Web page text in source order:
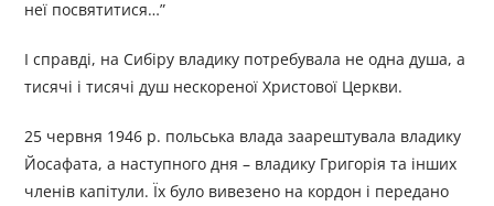
неї посвятитися…”
І справді, на Сибіру владику потребувала не одна душа, а
тисячі і тисячі душ нескореної Христової Церкви.
25 червня 1946 р. польська влада заарештувала владику
Йосафата, а наступного дня – владику Григорія та інших
членів капітули. Їх було вивезено на кордон і передано